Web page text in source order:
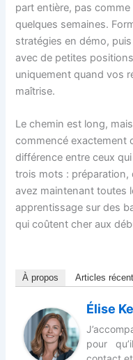
part entière, pas
quelques semaines.
stratégies en démo,
avec de petites
uniquement quand vos
maîtrise.
Le chemin est long,
commencé exactement
différence entre ceux
trois mots : préparation,
avez maintenant toutes
apprentissage sur des
qui coûtent cher aux
À propos Articles
Élise
pour